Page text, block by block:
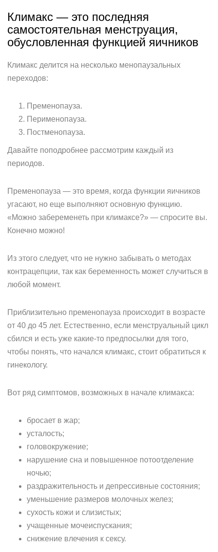
Климакс — это последняя
самостоятельная менструация,
обусловленная функцией яичников
Климакс делится на несколько менопаузальных
переходов:
Пременопауза.
Перименопауза.
Постменопауза.
Давайте поподробнее рассмотрим каждый из
периодов.
Пременопауза — это время, когда функции яичников
угасают, но еще выполняют основную функцию.
«Можно забеременеть при климаксе?» — спросите вы.
Конечно можно!
Из этого следует, что не нужно забывать о методах
контрацепции, так как беременность может случиться в
любой момент.
Приблизительно пременопауза происходит в возрасте
от 40 до 45 лет. Естественно, если менструальный цикл
сбился и есть уже какие-то предпосылки для того,
чтобы понять, что начался климакс, стоит обратиться к
гинекологу.
Вот ряд симптомов, возможных в начале климакса:
бросает в жар;
усталость;
головокружение;
нарушение сна и повышенное потоотделение
ночью;
раздражительность и депрессивные состояния;
уменьшение размеров молочных желез;
сухость кожи и слизистых;
учащенные мочеиспускания;
снижение влечения к сексу.